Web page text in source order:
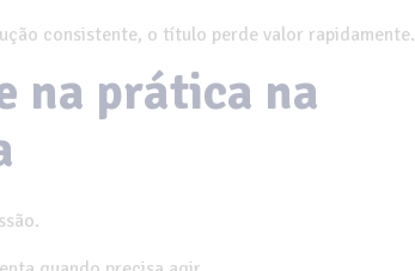
consistente, o título perde valor rapidamente.
na prática na